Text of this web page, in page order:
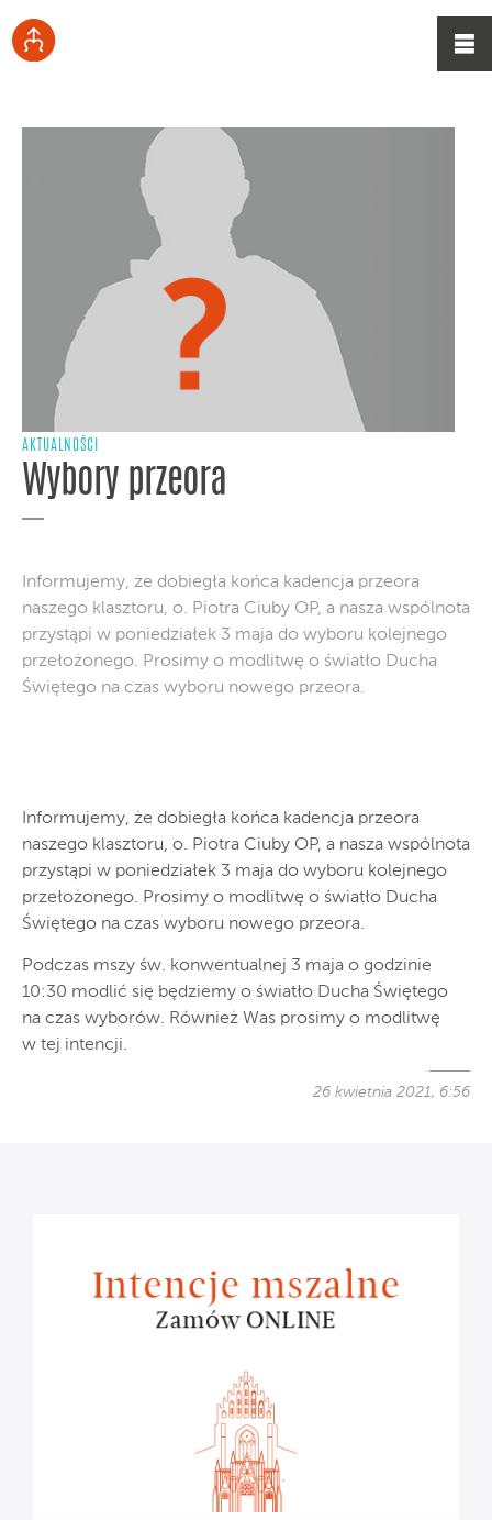
AKTUALNOŚCI
Wybory przeora
Informujemy, że dobiegła końca kadencja przeora
naszego klasztoru, o. Piotra Ciuby OP, a nasza wspólnota
przystąpi w poniedziałek 3 maja do wyboru kolejnego
przełożonego. Prosimy o modlitwę o światło Ducha
Świętego na czas wyboru nowego przeora.
Informujemy, że dobiegła końca kadencja przeora
naszego klasztoru, o. Piotra Ciuby OP, a nasza wspólnota
przystąpi w poniedziałek 3 maja do wyboru kolejnego
przełożonego. Prosimy o modlitwę o światło Ducha
Świętego na czas wyboru nowego przeora.
Podczas mszy św. konwentualnej 3 maja o godzinie
10:30 modlić się będziemy o światło Ducha Świętego
na czas wyborów. Również Was prosimy o modlitwę
w tej intencji.
26 kwietnia 2021, 6:56